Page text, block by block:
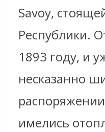
Savoy,
Республики.
1893 году, и
несказанно
имелись